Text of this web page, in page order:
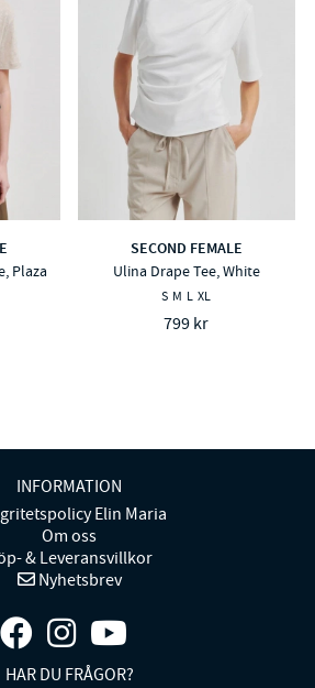
Plaza
SECOND FEMALE
Ulina Drape Tee, White
S M L XL
799 kr
INFORMATION
Elin Maria
Om oss
& Leveransvillkor
Nyhetsbrev
HAR DU FRÅGOR?